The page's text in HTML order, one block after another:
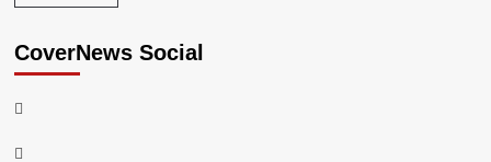
CoverNews Social
Facebook
Twitter